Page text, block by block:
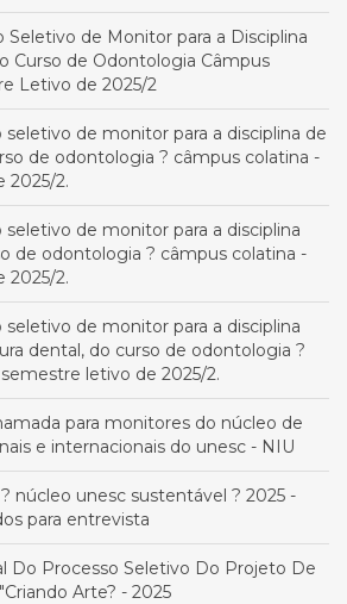
Seletivo de Monitor para a Disciplina
Curso de Odontologia Câmpus
Letivo de 2025/2
seletivo de monitor para a disciplina de
de odontologia ? câmpus colatina -
2025/2.
seletivo de monitor para a disciplina
de odontologia ? câmpus colatina -
2025/2.
seletivo de monitor para a disciplina
dental, do curso de odontologia ?
letivo de 2025/2.
para monitores do núcleo de
e internacionais do unesc - NIU
núcleo unesc sustentável ? 2025 -
para entrevista
Do Processo Seletivo Do Projeto De
Arte? - 2025